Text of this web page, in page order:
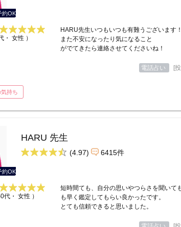
約OK
・ 女性 ）
HARU先生いつもいつも有難うございます！
また不安になったり気になること
がでてきたら連絡させてくださいね！
電話占い [
持ち
約OK
HARU 先生
(4.97) 6415件
代・ 女性 ）
短時間ても、自分の思いやつらさを聞いて
も早く鑑定してもらい良かったです。
とても信頼できると思いました。